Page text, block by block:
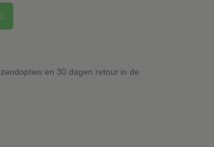
en 30 dagen retour in de